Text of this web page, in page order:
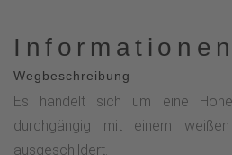
Informationen
Wegbeschreibung
Es handelt sich um eine
durchgängig mit einem
ausgeschildert.